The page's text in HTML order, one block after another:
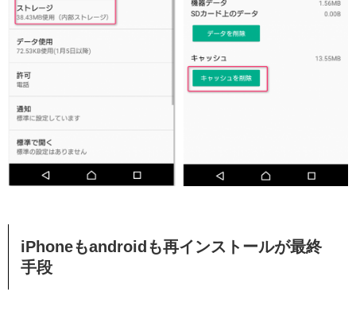
iPhoneもandroidも再インストールが最終
手段